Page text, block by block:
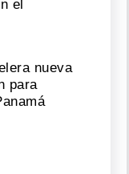
el
nueva
para